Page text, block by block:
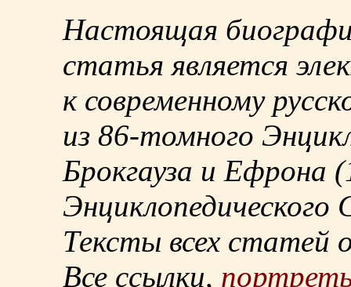
Настоящая
статья является
к современному
из 86-томного
Брокгауза и Ефрона
Энциклопедического
Тексты всех статей
Все ссылки,